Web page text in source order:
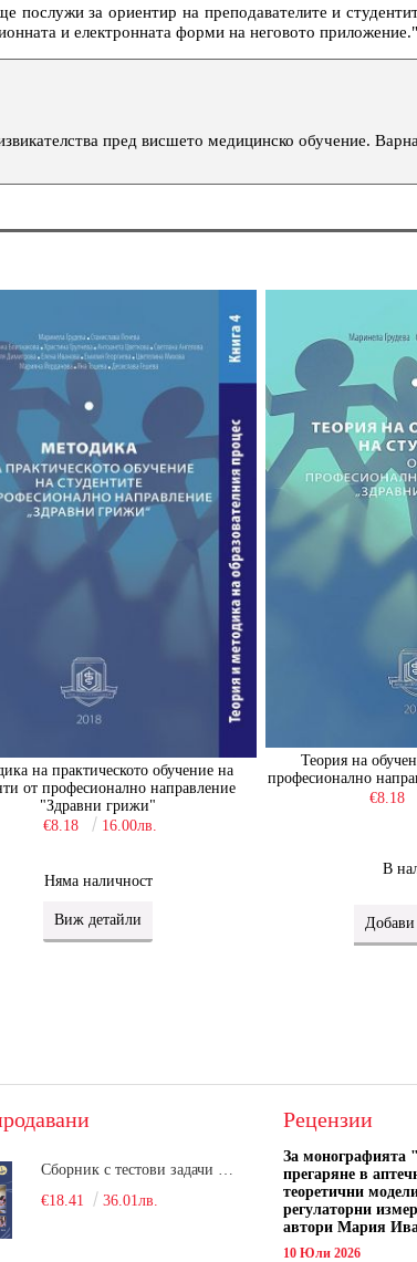
послужи за ориентир на преподавателите и
и електронната форми на неговото приложение."
пред висшето медицинско обучение.
на практическото обучение на
от професионално направление
"Здравни грижи"
€8.18
16.00лв.
Няма наличност
Виж детайли
Теория на
професионално
€8.18
В
€18.41
36.01лв.
Рецензии
За монографията "
прегаряне в
теоретични
регулаторни
автори Мария
10 Юли 2026